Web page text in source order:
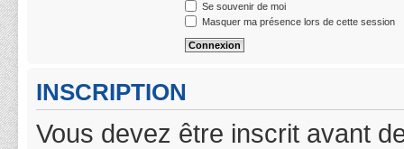
Se souvenir de moi
Masquer ma présence lors de cette session
INSCRIPTION
Vous devez être inscrit avant